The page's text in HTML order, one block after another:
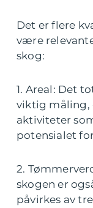
Det er flere
være
skog:
1. Areal: Det
viktig måling,
aktiviteter
potensialet
2.
skogen er
påvirkes av